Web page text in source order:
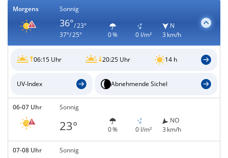
Morgens Sonnig
36°/ 23°
37°/ 25°
0 % 0 l/m²
N
3 km/h
06:15 Uhr 20:25 Uhr 14 h
UV-Index Abnehmende Sichel
06-07 Uhr Sonnig
23° 0 % 0 l/m²
NO
3 km/h
07-08 Uhr Sonnig